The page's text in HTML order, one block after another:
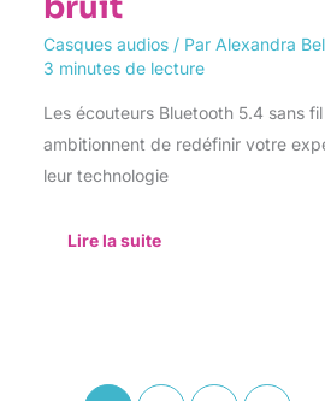
bruit
Casques audios/ Par Alexandra
3 minutes de lecture
Les écouteurs Bluetooth 5.4 sans fil
ambitionnent de redéfinir votre
leur technologie
Lire la suite